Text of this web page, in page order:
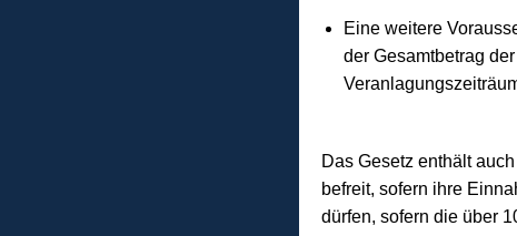
Eine weitere
der Gesamtbetrag
Das Gesetz enthält
befreit, sofern ihre
dürfen, sofern die über